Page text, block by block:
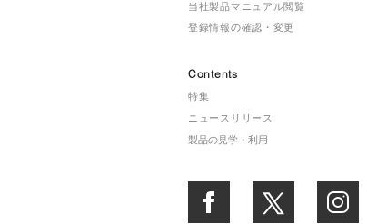
当社製品マニュアル閲覧
登録情報の確認・変更
Contents
特集
ニュースリリース
製品の見学・利用